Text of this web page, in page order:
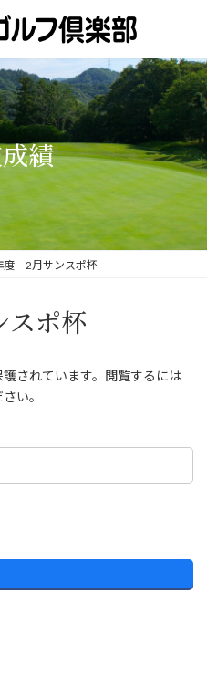
績
度 2月サンスポ杯
ポ杯
されています。閲覧するには
い。